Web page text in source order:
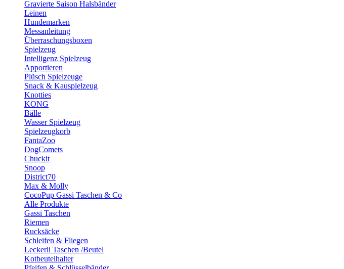
Gravierte Saison Halsbänder
Leinen
Hundemarken
Messanleitung
Überraschungsboxen
Spielzeug
Intelligenz Spielzeug
Apportieren
Plüsch Spielzeuge
Snack & Kauspielzeug
Knotties
KONG
Bälle
Wasser Spielzeug
Spielzeugkorb
FantaZoo
DogComets
Chuckit
Snoop
District70
Max & Molly
CocoPup Gassi Taschen & Co
Alle Produkte
Gassi Taschen
Riemen
Rucksäcke
Schleifen & Fliegen
Leckerli Taschen /Beutel
Kotbeutelhalter